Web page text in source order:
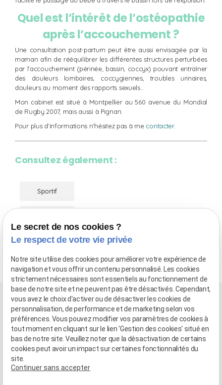
Quel est l’intérêt de l’ostéopathie
après l’accouchement ?
Une consultation post-partum peut être aussi envisagée par la
maman afin de rééquilibrer les différentes structures perturbées
par l’accouchement (périnée, bassin, coccyx) pouvant entraîner
des douleurs lombaires, coccygiennes, troubles urinaires,
douleurs au moment des rapports sexuels…
Mon cabinet est situé à Montpellier au 560 avenue du Mondial
de Rugby 2007, mais aussi à Pignan.
Pour plus d'informations n'hésitez pas à me contacter.
Consultez également :
Sportif
Nourrisson
Le secret de nos cookies ?
Le respect de votre vie privée
Notre site utilise des cookies pour améliorer votre expérience de
navigation et vous offrir un contenu personnalisé. Les cookies
strictement nécessaires sont essentiels au fonctionnement de
base de notre site et ne peuvent pas être désactivés. Cependant,
vous avez le choix d'activer ou de désactiver les cookies de
personnalisation, de performance et de marketing selon vos
préférences. Vous pouvez modifier vos paramètres de cookies à
tout moment en cliquant sur le lien 'Gestion des cookies' situé en
bas de notre site. Veuillez noter que la désactivation de certains
cookies peut avoir un impact sur certaines fonctionnalités du
site.
Continuer sans accepter